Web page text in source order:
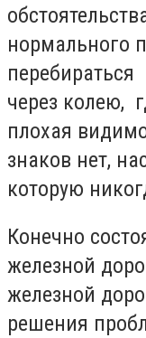
нормального
через колею,
плохая
знаков нет,
которую
Конечно
железной
железной
решения